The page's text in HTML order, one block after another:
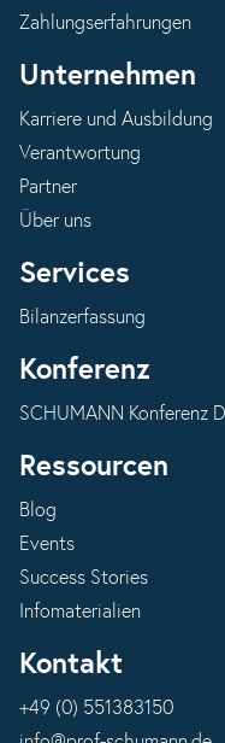
Zahlungserfahrungen
Unternehmen
Karriere und Ausbildung
Verantwortung
Partner
Über uns
Services
Bilanzerfassung
Konferenz
SCHUMANN Konferenz
Ressourcen
Blog
Events
Success Stories
Infomaterialien
Kontakt
+49 (0) 551383150